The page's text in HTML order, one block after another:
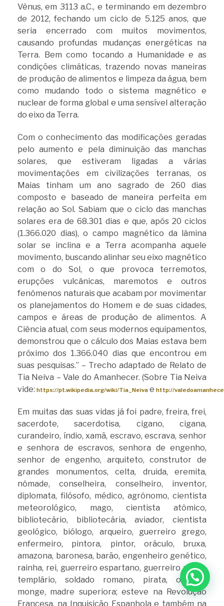
Vênus, em 3113 a.C., e terminando em dezembro
de 2012, fechando um ciclo de 5.125 anos, que
seria encerrado com muitos movimentos,
causando profundas mudanças energéticas na
Terra. Bem como tocando a Humanidade e as
condições climáticas, trazendo novas maneiras
de produção de alimentos e limpeza da água, bem
como mudando todo o sistema magnético e
nuclear de forma global e uma sensível alteração
do eixo da Terra.
Com o conhecimento das modificações geradas
pelo aumento e pela diminuição das manchas
solares, que estiveram ligadas a várias
movimentações em civilizações terranas, os
Maias tinham um ano sagrado de 260 dias
composto e baseado de maneira perfeita em
relação ao Sol. Sabiam que o ciclo das manchas
solares era de 68.301 dias e que, após 20 ciclos
(1.366.020 dias), o campo magnético da lâmina
solar se inclina e a Terra acompanha aquele
movimento, buscando alinhar seu eixo magnético
com o do Sol, o que provoca terremotos,
erupções vulcânicas, maremotos e outros
fenômenos naturais que acabam por movimentar
os planejamentos do Homem e de suas cidades,
campos e áreas de produção de alimentos. A
Ciência atual, com seus modernos equipamentos,
demonstrou que o cálculo dos Maias estava bem
próximo dos 1.366.040 dias que encontrou em
suas pesquisas.” – Trecho adaptado de Relato de
Tia Neiva – Vale do Amanhecer. (Sobre Tia Neiva
vide: https://pt.wikipedia.org/wiki/Tia_Neiva e http://
Em muitas das suas vidas já foi padre, freira, frei,
sacerdote, sacerdotisa, cigano, cigana,
curandeiro, índio, xamã, escravo, escrava, senhor
e senhora de escravos, senhora de engenho,
senhor de engenho, arquiteto, construtor de
grandes monumentos, celta, druida, eremita,
nômade, conselheira, conselheiro, inventor,
diplomata, filósofo, médico, agrônomo, cientista
meteorológico, mago, cientista atômico,
bibliotecário, bibliotecária, aviador, cientista
geológico, biólogo, arqueiro, guerreiro grego,
enfermeiro, pintora, pintor, oráculo, bruxa,
amazona, baronesa, barão, engenheiro genético,
rainha, rei, guerreiro espartano, guerreiro persa,
templário, soldado romano, pirata, oráculo,
monge, madre superiora; esteve na Revolução
Francesa, na Inquisição Espanhola e também na